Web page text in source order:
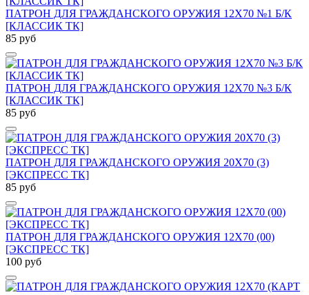
ПАТРОН ДЛЯ ГРАЖДАНСКОГО ОРУЖИЯ 12Х70 №1 Б/К
[КЛАССИК ТК]
85 руб
ПАТРОН ДЛЯ ГРАЖДАНСКОГО ОРУЖИЯ 12Х70 №3 Б/К
[КЛАССИК ТК]
85 руб
ПАТРОН ДЛЯ ГРАЖДАНСКОГО ОРУЖИЯ 20Х70 (3)
[ЭКСПРЕСС ТК]
85 руб
ПАТРОН ДЛЯ ГРАЖДАНСКОГО ОРУЖИЯ 12Х70 (00)
[ЭКСПРЕСС ТК]
100 руб